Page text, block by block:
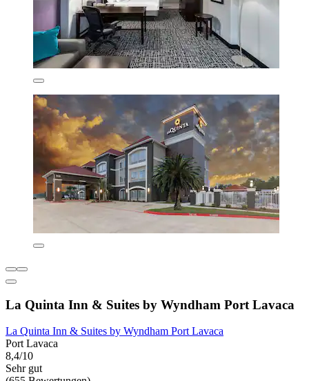
La Quinta Inn & Suites by Wyndham Port Lavaca
La Quinta Inn & Suites by Wyndham Port Lavaca
Port Lavaca
8,4/10
Sehr gut